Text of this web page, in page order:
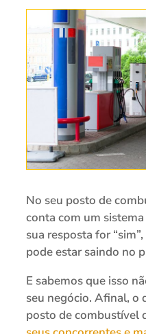
No seu posto de
conta com um
sua resposta for
pode estar saindo no
E sabemos que isso
seu negócio. Afinal, o
posto de combustível